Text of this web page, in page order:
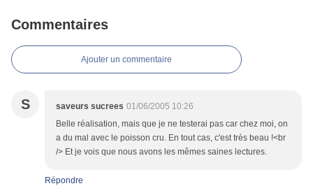
Commentaires
Ajouter un commentaire
S saveurs sucrees 01/06/2005 10:26
Belle réalisation, mais que je ne testerai pas car chez moi, on
a du mal avec le poisson cru. En tout cas, c'est très beau !<br
/> Et je vois que nous avons les mêmes saines lectures.
Répondre